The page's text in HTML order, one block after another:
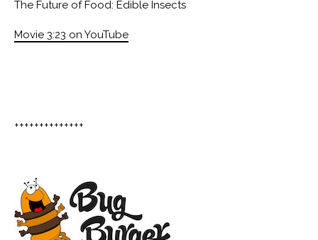
The Future of Food: Edible Insects
Movie 3:23 on YouTube
++++++++++++++